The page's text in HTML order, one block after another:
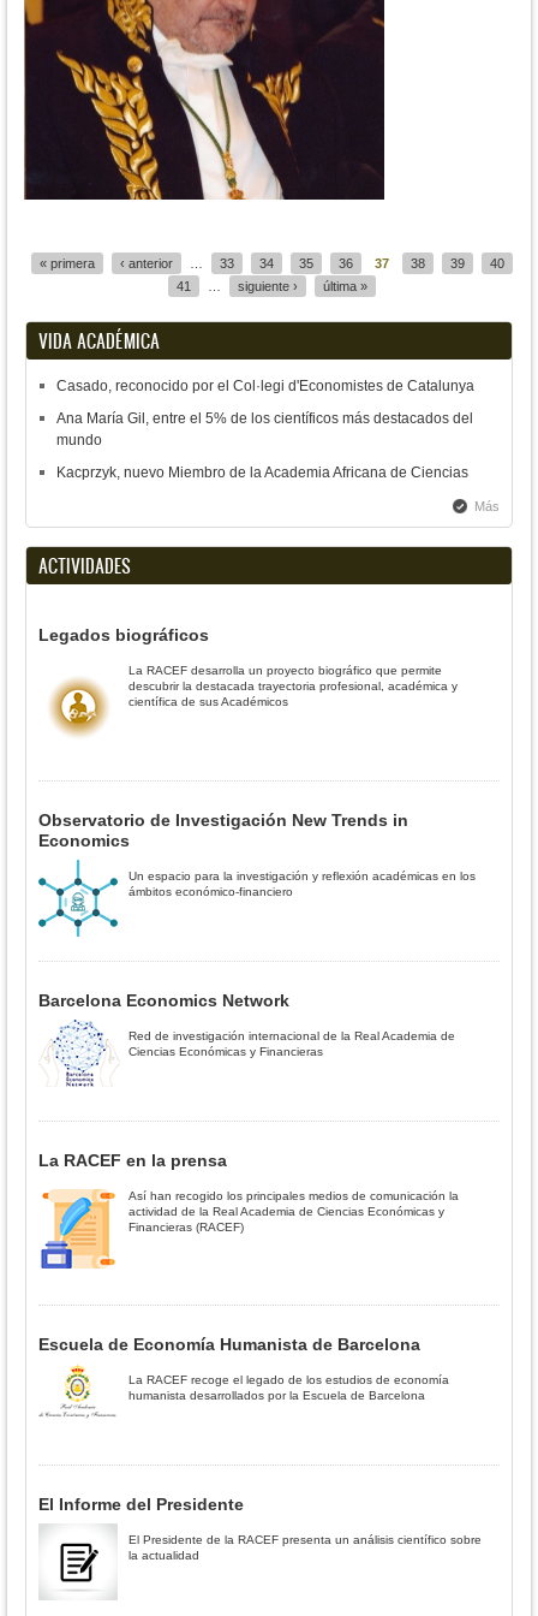
« primera ‹ anterior 33 34 35 36 37 38 39
40
41
siguiente › última »
VIDA ACADÉMICA
Casado, reconocido por el Col·legi d'Economistes de Catalunya
Ana María Gil, entre el 5% de los científicos más destacados del
mundo
Kacprzyk, nuevo Miembro de la Academia Africana de Ciencias
Más
ACTIVIDADES
Legados biográficos
La RACEF desarrolla un proyecto biográfico que permite
descubrir la destacada trayectoria profesional, académica y
científica de sus Académicos
Observatorio de Investigación New Trends in
Economics
Un espacio para la investigación y reflexión académicas en los
ámbitos económico-financiero
Barcelona Economics Network
Red de investigación internacional de la Real Academia de
Ciencias Económicas y Financieras
La RACEF en la prensa
Así han recogido los principales medios de comunicación la
actividad de la Real Academia de Ciencias Económicas y
Financieras (RACEF)
Escuela de Economía Humanista de Barcelona
La RACEF recoge el legado de los estudios de economía
humanista desarrollados por la Escuela de Barcelona
El Informe del Presidente
El Presidente de la RACEF presenta un análisis científico sobre
la actualidad